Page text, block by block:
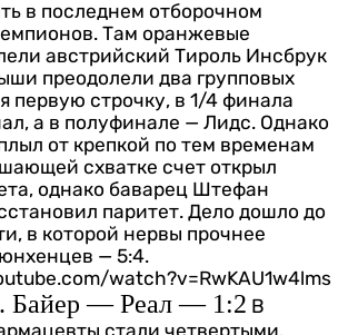
в последнем отборочном
Там оранжевые
австрийский Тироль Инсбрук
преодолели два групповых
первую строчку, в 1/4 финала
а в полуфинале — Лидс. Однако
от крепкой по тем временам
схватке счет открыл
однако баварец Штефан
паритет. Дело дошло до
в которой нервы прочнее
— 5:4.
watch?v=RwKAU1w4lms
Байер — Реал — 1:2 В